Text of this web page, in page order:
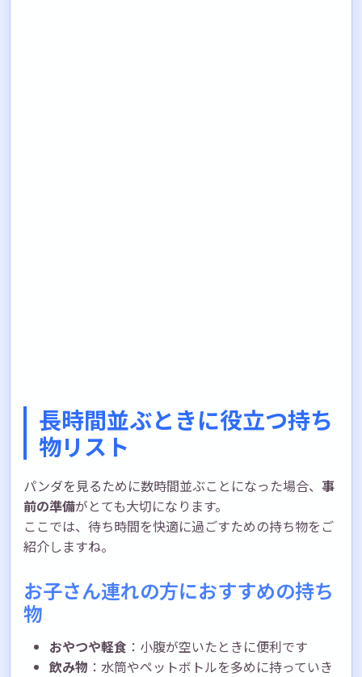
長時間並ぶときに役立つ持ち
物リスト
パンダを見るために数時間並ぶことになった場合、 事
前の準備がとても大切になります。
ここでは、待ち時間を快適に過ごすための持ち物をご
紹介しますね。
お子さん連れの方におすすめの持ち
物
おやつや軽食 ：小腹が空いたときに便利です
飲み物 ：水筒やペットボトルを多めに持っていき